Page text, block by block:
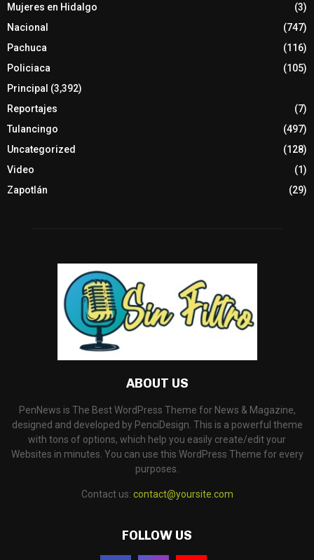
Mujeres en Hidalgo
(3)
Nacional
(747)
Pachuca
(116)
Policiaca
(105)
Principal (3,392)
Reportajes
(7)
Tulancingo
(497)
Uncategorized
(128)
Video
(1)
Zapotlán
(29)
ABOUT US
PenNews is The Best WordPress Theme for News & Magazine,
designed and developed by PenciDesign. This is a powerful theme
with tons of options, which help you easily create/edit your
Websites in minutes. You can use this WordPress Theme for every
purposes.
Contact us: contact@yoursite.com
FOLLOW US